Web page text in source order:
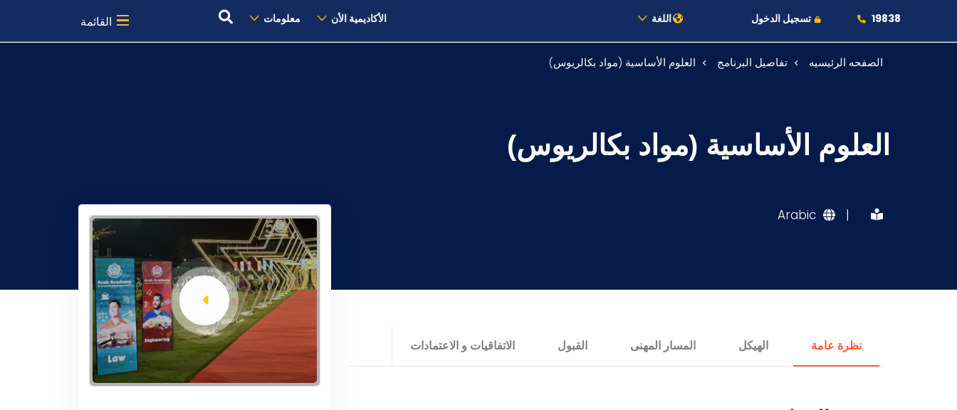
19838 تسجيل الدخول اللغة الأكاديمية الأن معلومات القائمة
النقل البحري
القبول والتسجيل
الصفحه الرئيسيه تفاصيل البرنامج العلوم الأساسية (مواد بكالريوس)
العلوم الأساسية (مواد بكالريوس)
|
Arabic
نظرة عامة الهيكل المسار المهنى القبول الاتفاقيات و الاعتمادات